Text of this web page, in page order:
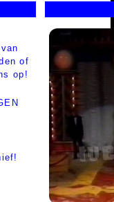
of
op!